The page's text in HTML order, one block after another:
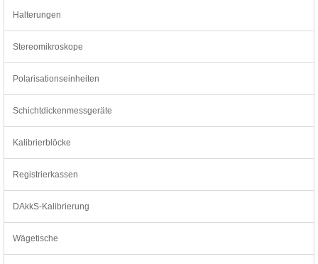
Halterungen
Stereomikroskope
Polarisationseinheiten
Schichtdickenmessgeräte
Kalibrierblöcke
Registrierkassen
DAkkS-Kalibrierung
Wägetische